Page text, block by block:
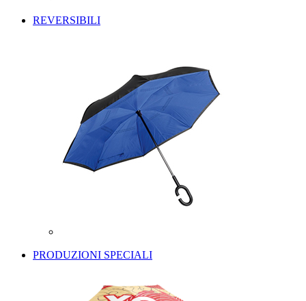
REVERSIBILI
PRODUZIONI SPECIALI